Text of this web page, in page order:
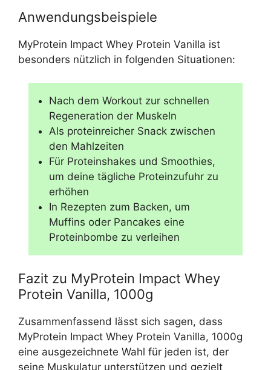
Anwendungsbeispiele
MyProtein Impact Whey Protein Vanilla ist
besonders nützlich in folgenden Situationen:
Nach dem Workout zur schnellen
Regeneration der Muskeln
Als proteinreicher Snack zwischen
den Mahlzeiten
Für Proteinshakes und Smoothies,
um deine tägliche Proteinzufuhr zu
erhöhen
In Rezepten zum Backen, um
Muffins oder Pancakes eine
Proteinbombe zu verleihen
Fazit zu MyProtein Impact Whey
Protein Vanilla, 1000g
Zusammenfassend lässt sich sagen, dass
MyProtein Impact Whey Protein Vanilla, 1000g
eine ausgezeichnete Wahl für jeden ist, der
seine Muskulatur unterstützen und gezielt